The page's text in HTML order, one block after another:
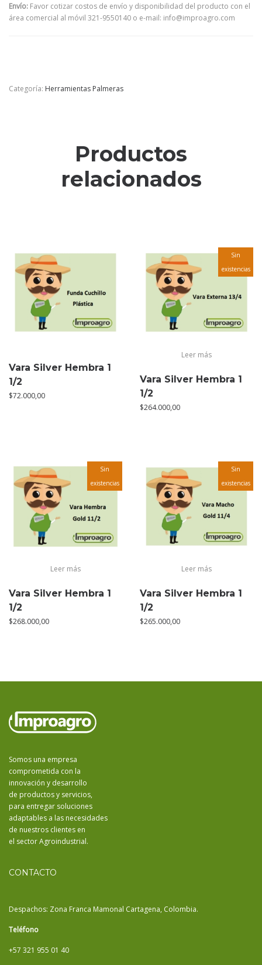
Envío: Favor cotizar costos de envío y disponibilidad del producto con el
área comercial al móvil 321-9550140 o e-mail: info@improagro.com
Categoría: Herramientas Palmeras
Productos
relacionados
Vara Silver Hembra 1
1/2
$72.000,00
Sin
existencias
Leer más
Vara Silver Hembra 1
1/2
$264.000,00
Sin
existencias
Leer más
Vara Silver Hembra 1
1/2
$268.000,00
Sin
existencias
Leer más
Vara Silver Hembra 1
1/2
$265.000,00
Somos una empresa
comprometida con la
innovación y desarrollo
de productos y servicios,
para entregar soluciones
adaptables a las necesidades
de nuestros clientes en
el sector Agroindustrial.
CONTACTO
Despachos: Zona Franca Mamonal Cartagena, Colombia.
Teléfono
+57 321 955 01 40